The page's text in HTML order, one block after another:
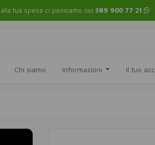
alla tua spesa ci pensiamo noi 389 900 77 21
Chi siamo Informazioni Il tuo